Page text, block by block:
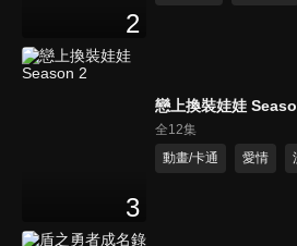
2
3
戀上換裝娃娃
全12集
動畫/卡通
愛情